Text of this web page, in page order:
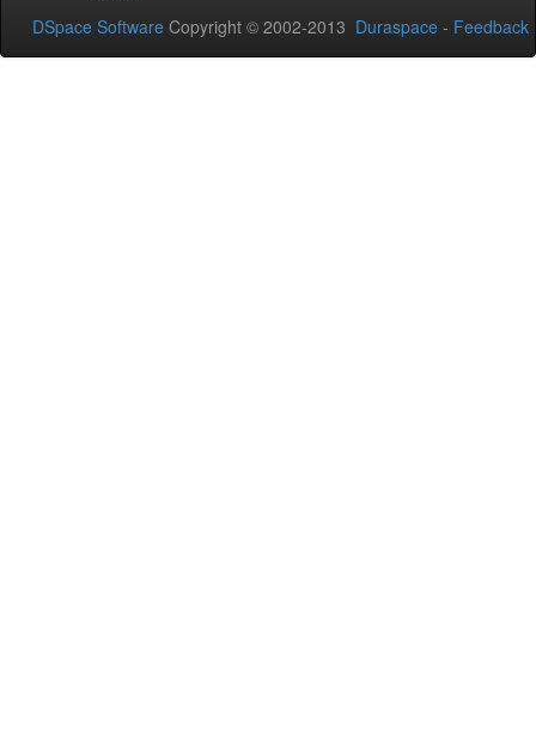
DSpace Software Copyright © 2002-2013 Duraspace - Feedback